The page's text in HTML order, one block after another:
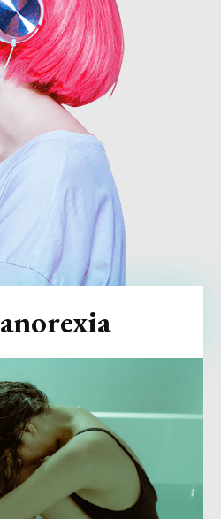
anorexia